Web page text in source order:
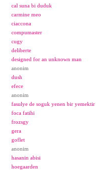
cal suna bi duduk
carmine meo
ciaccona
compumaster
cugy
deliberte
designed for an unknown man
anonim
dush
efece
anonim
fasulye de soguk yenen bir yemektir
foca fatihi
frozsgy
gera
goflet
anonim
hasanin abisi
hoegaarden